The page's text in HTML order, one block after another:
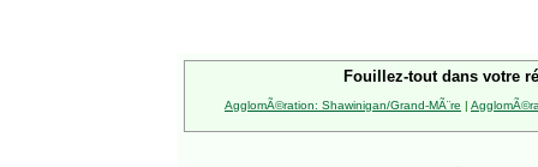
Fouillez-tout dans votre
AgglomÃ©ration: Shawinigan/Grand-MÃ¨re |